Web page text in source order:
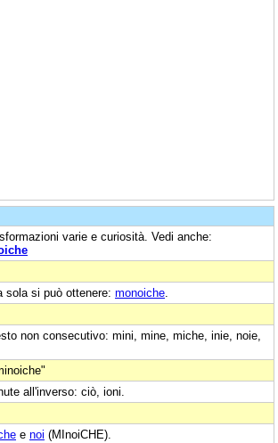
varie e curiosità. Vedi anche:
sola si può ottenere: monoiche
non consecutivo: mini, mine, miche, inie, noie,
all'inverso: ciò, ioni.
e noi (MInoiCHE).